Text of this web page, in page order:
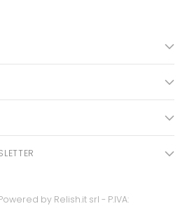
by Relish.it srl - P.IVA: